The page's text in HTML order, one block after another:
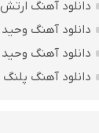
دانلود آهنگ
دانلود آهنگ
دانلود آهنگ وحید
دانلود آهنگ